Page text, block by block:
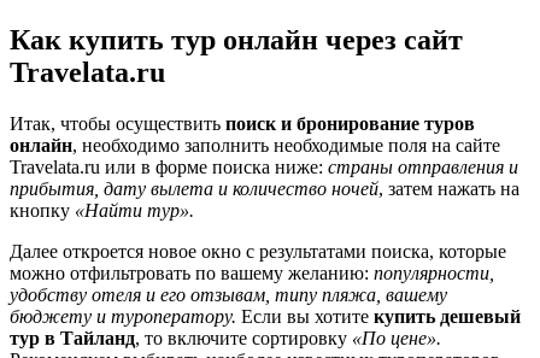
Как купить тур онлайн через сайт
Travelata.ru
Итак, чтобы осуществить поиск и бронирование туров
онлайн, необходимо заполнить необходимые поля на сайте
Travelata.ru или в форме поиска ниже: страны отправления и
прибытия, дату вылета и количество ночей, затем нажать на
кнопку «Найти тур».
Далее откроется новое окно с результатами поиска, которые
можно отфильтровать по вашему желанию: популярности,
удобству отеля и его отзывам, типу пляжа, вашему
бюджету и туроператору. Если вы хотите купить дешевый
тур в Тайланд, то включите сортировку «По цене».